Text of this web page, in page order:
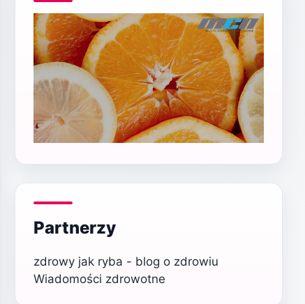
Partnerzy
zdrowy jak ryba - blog o zdrowiu
Wiadomości zdrowotne